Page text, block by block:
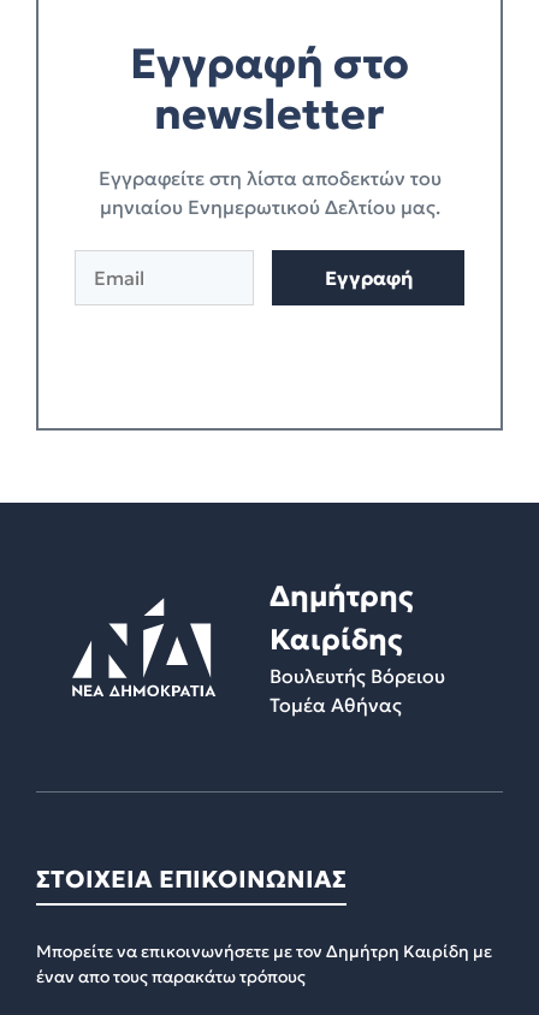
Εγγραφή στο
newsletter
Eγγραφείτε στη λίστα αποδεκτών του
μηνιαίου Ενημερωτικού Δελτίου μας.
Εγγραφή
Δημήτρης
Καιρίδης
Βουλευτής Βόρειου
Τομέα Αθήνας
ΣΤΟΙΧΕΙΑ ΕΠΙΚΟΙΝΩΝΙΑΣ
Μπορείτε να επικοινωνήσετε με τον Δημήτρη Καιρίδη με
έναν απο τους παρακάτω τρόπους